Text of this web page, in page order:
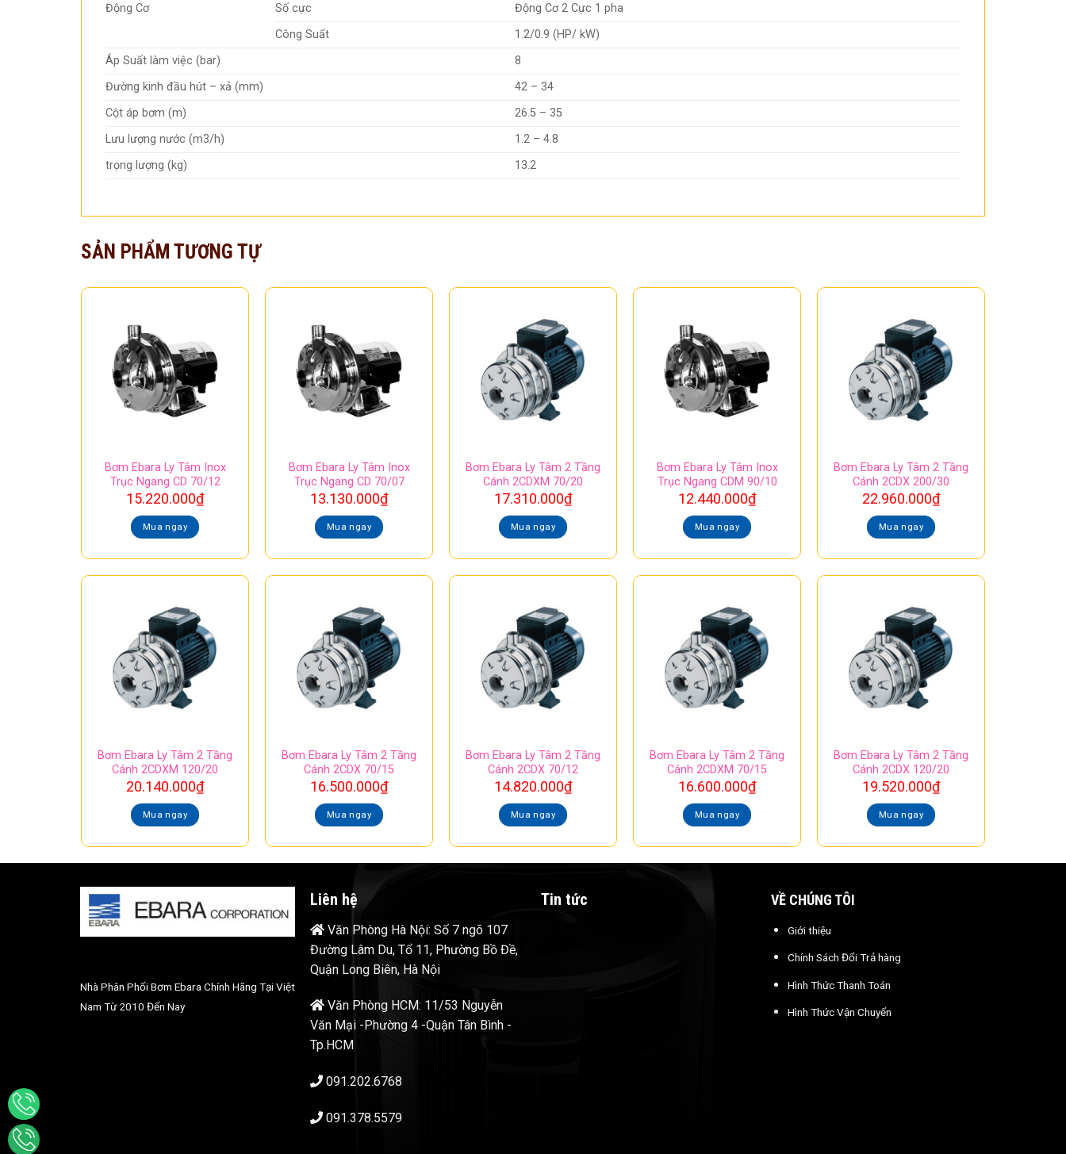
Động Cơ
Số cực
Động Cơ 2 Cực 1 pha
Công Suất
1.2/0.9 (HP/ kW)
Áp Suất làm việc (bar)
8
Đường kinh đầu hút – xả (mm)
42 – 34
Cột áp bơm (m)
26.5 – 35
Lưu lượng nước (m3/h)
1.2 – 4.8
trọng lượng (kg)
13.2
SẢN PHẨM TƯƠNG TỰ
Bơm Ebara Ly Tâm Inox
Trục Ngang CD 70/12
15.220.000₫
Mua ngay
Bơm Ebara Ly Tâm Inox
Trục Ngang CD 70/07
13.130.000₫
Mua ngay
Bơm Ebara Ly Tâm 2 Tầng
Cánh 2CDXM 70/20
17.310.000₫
Mua ngay
Bơm Ebara Ly Tâm Inox
Trục Ngang CDM 90/10
12.440.000₫
Mua ngay
Bơm Ebara Ly Tâm 2 Tầng
Cánh 2CDX 200/30
22.960.000₫
Mua ngay
Bơm Ebara Ly Tâm 2 Tầng
Cánh 2CDXM 120/20
20.140.000₫
Mua ngay
Bơm Ebara Ly Tâm 2 Tầng
Cánh 2CDX 70/15
16.500.000₫
Mua ngay
Bơm Ebara Ly Tâm 2 Tầng
Cánh 2CDX 70/12
14.820.000₫
Mua ngay
Bơm Ebara Ly Tâm 2 Tầng
Cánh 2CDXM 70/15
16.600.000₫
Mua ngay
Bơm Ebara Ly Tâm 2 Tầng
Cánh 2CDX 120/20
19.520.000₫
Mua ngay
Nhà Phân Phối Bơm Ebara Chính Hãng Tại Việt
Nam Từ 2010 Đến Nay
Liên hệ
Văn Phòng Hà Nội: Số 7 ngõ 107
Đường Lâm Du, Tổ 11, Phường Bồ Đề,
Quận Long Biên, Hà Nội
Văn Phòng HCM: 11/53 Nguyễn
Văn Mại -Phường 4 -Quận Tân Bình -
Tp.HCM
091.202.6768
091.378.5579
Tin tức VỀ CHÚNG TÔI
Giới thiệu
Chính Sách Đổi Trả hàng
Hình Thức Thanh Toán
Hình Thức Vận Chuyển